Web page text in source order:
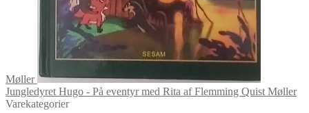
Møller
Jungledyret Hugo - På eventyr med Rita af Flemming Quist Møller
Varekategorier